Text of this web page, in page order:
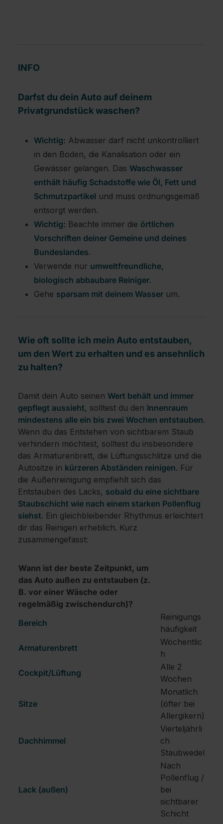
INFO
Darfst du dein Auto auf deinem
Privatgrundstück waschen?
Wichtig: Abwasser darf nicht unkontrolliert
in den Boden, die Kanalisation oder ein
Gewässer gelangen. Das Waschwasser
enthält häufig Schadstoffe wie Öl, Fett und
Schmutzpartikel und muss ordnungsgemäß
entsorgt werden.
Wichtig: Beachte immer die örtlichen
Vorschriften deiner Gemeine und deines
Bundeslandes.
Verwende nur umweltfreundliche,
biologisch abbaubare Reiniger.
Gehe sparsam mit deinem Wasser um.
Wie oft sollte ich mein Auto entstauben,
um den Wert zu erhalten und es ansehnlich
zu halten?
Damit dein Auto seinen Wert behält und immer
gepflegt aussieht, solltest du den Innenraum
mindestens alle ein bis zwei Wochen entstauben.
Wenn du das Entstehen von sichtbarem Staub
verhindern möchtest, solltest du insbesondere
das Armaturenbrett, die Lüftungsschlitze und die
Autositze in kürzeren Abständen reinigen. Für
die Außenreinigung empfiehlt sich das
Entstauben des Lacks, sobald du eine sichtbare
Staubschicht wie nach einem starken Pollenflug
siehst. Ein gleichbleibender Rhythmus erleichtert
dir das Reinigen erheblich. Kurz
zusammengefasst:
Wann ist der beste Zeitpunkt, um
das Auto außen zu entstauben (z.
B. vor einer Wäsche oder
regelmäßig zwischendurch)?
Bereich
Reinigungs
häufigkeit
Armaturenbrett
Wöchentlic
h
Cockpit/Lüftung
Alle 2
Wochen
Sitze
Monatlich
(öfter bei
Allergikern)
Dachhimmel
Vierteljährli
ch
Staubwedel
Lack (außen)
Nach
Pollenflug /
bei
sichtbarer
Schicht